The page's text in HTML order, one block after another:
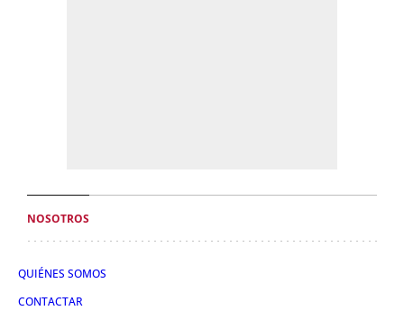
NOSOTROS
QUIÉNES SOMOS
CONTACTAR